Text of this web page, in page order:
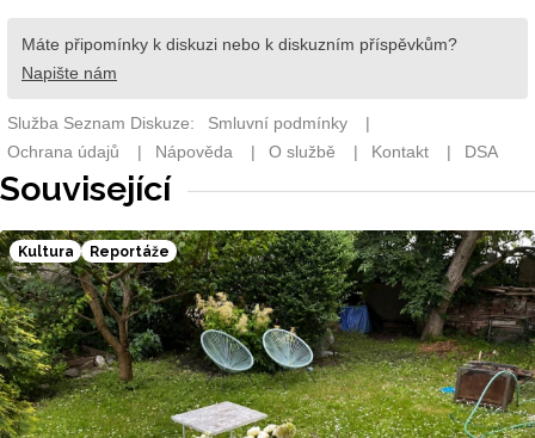
Související
Kultura Reportáže